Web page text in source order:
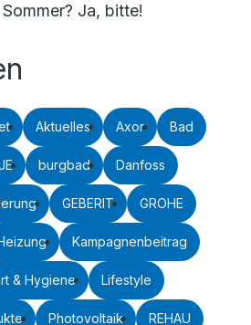
Ja, bitte!
Aktuelles Axor Bad
burgbad Danfoss
GEBERIT GROHE
Kampagnenbeitrag
& Hygiene Lifestyle
Photovoltaik REHAU